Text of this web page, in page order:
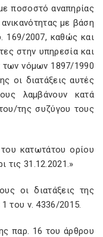
ποσοστό αναπηρίας
με βάση
169/2007, καθώς και
στην υπηρεσία και
των νόμων 1897/1990
οι διατάξεις αυτές
λαμβάνουν κατά
της συζύγου τους
κατωτάτου ορίου
τις 31.12.2021.»
οι διατάξεις της
του ν. 4336/2015.
παρ. 16 του άρθρου